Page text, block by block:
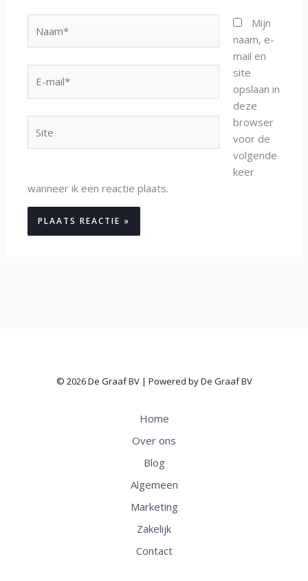
mail*
Mijn
naam, e-
mail en
site
opslaan in
deze
browser
voor de
volgende
keer
wanneer ik een reactie plaats.
© 2026 De Graaf BV | Powered by De Graaf BV
Home
Over ons
Blog
Algemeen
Marketing
Zakelijk
Contact